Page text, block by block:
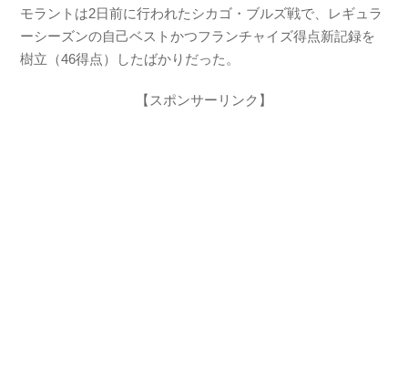
k
モラントは2日前に行われたシカゴ・ブルズ戦で、レギュラ
ーシーズンの自己ベストかつフランチャイズ得点新記録を
樹立（46得点）したばかりだった。
【スポンサーリンク】